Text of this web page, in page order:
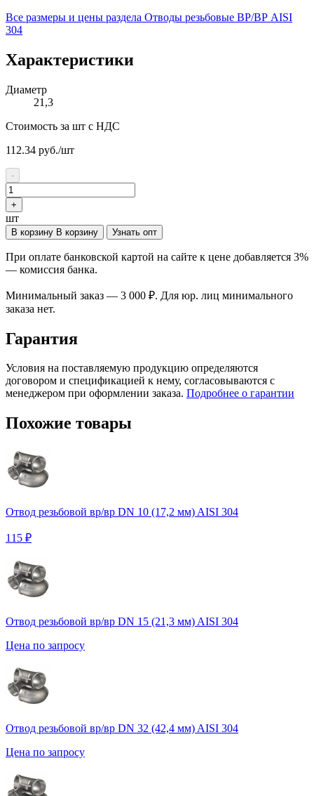
Все размеры и цены раздела Отводы резьбовые ВР/ВР AISI
304
Характеристики
Диаметр
21,3
Стоимость за шт с НДС
112.34 руб./шт
-
+
шт
В корзину В корзину Узнать опт
При оплате банковской картой на сайте к цене добавляется 3%
— комиссия банка.
Минимальный заказ — 3 000 ₽. Для юр. лиц минимального
заказа нет.
Гарантия
Условия на поставляемую продукцию определяются
договором и спецификацией к нему, согласовываются с
менеджером при оформлении заказа. Подробнее о гарантии
Похожие товары
Отвод резьбовой вр/вр DN 10 (17,2 мм) AISI 304
115 ₽
Отвод резьбовой вр/вр DN 15 (21,3 мм) AISI 304
Цена по запросу
Отвод резьбовой вр/вр DN 32 (42,4 мм) AISI 304
Цена по запросу